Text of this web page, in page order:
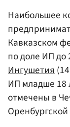
Наибольшее
Кавказском
по доле ИП до
Ингушетия
ИП младше 18
отмечены в